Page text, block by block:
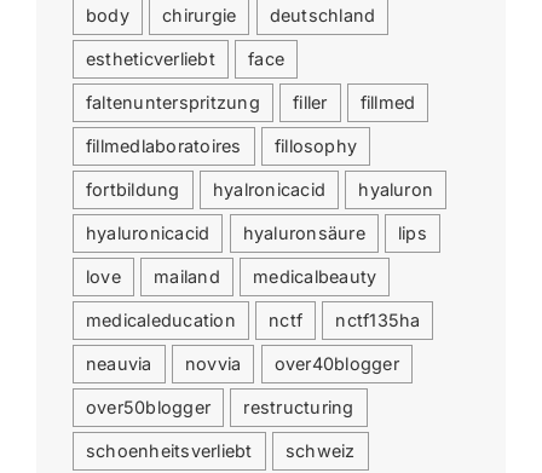
body chirurgie deutschland
estheticverliebt face
faltenunterspritzung filler fillmed
fillmedlaboratoires fillosophy
fortbildung hyalronicacid hyaluron
hyaluronicacid hyaluronsäure lips
love mailand medicalbeauty
medicaleducation nctf nctf135ha
neauvia novvia over40blogger
over50blogger restructuring
schoenheitsverliebt schweiz